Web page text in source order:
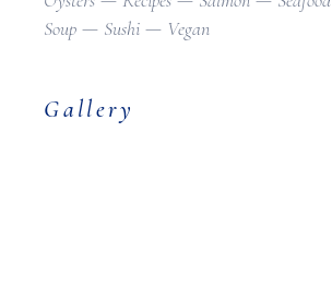
Soup
Sushi Vegan
Gallery